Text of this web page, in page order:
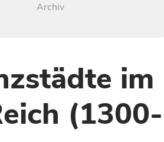
Archiv
im
(1300-